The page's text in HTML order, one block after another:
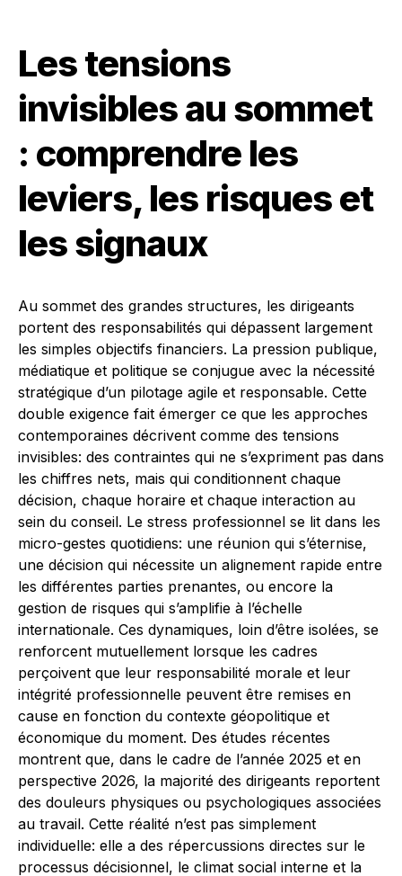
Les tensions
invisibles au sommet
: comprendre les
leviers, les risques et
les signaux
Au sommet des grandes structures, les dirigeants
portent des responsabilités qui dépassent largement
les simples objectifs financiers. La pression publique,
médiatique et politique se conjugue avec la nécessité
stratégique d’un pilotage agile et responsable. Cette
double exigence fait émerger ce que les approches
contemporaines décrivent comme des tensions
invisibles: des contraintes qui ne s’expriment pas dans
les chiffres nets, mais qui conditionnent chaque
décision, chaque horaire et chaque interaction au
sein du conseil. Le stress professionnel se lit dans les
micro-gestes quotidiens: une réunion qui s’éternise,
une décision qui nécessite un alignement rapide entre
les différentes parties prenantes, ou encore la
gestion de risques qui s’amplifie à l’échelle
internationale. Ces dynamiques, loin d’être isolées, se
renforcent mutuellement lorsque les cadres
perçoivent que leur responsabilité morale et leur
intégrité professionnelle peuvent être remises en
cause en fonction du contexte géopolitique et
économique du moment. Des études récentes
montrent que, dans le cadre de l’année 2025 et en
perspective 2026, la majorité des dirigeants reportent
des douleurs physiques ou psychologiques associées
au travail. Cette réalité n’est pas simplement
individuelle: elle a des répercussions directes sur le
processus décisionnel, le climat social interne et la